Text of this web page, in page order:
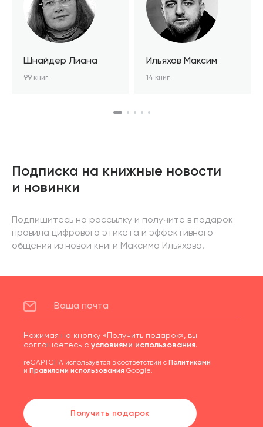
Шнайдер Лиана
99 книг
Ильяхов Максим
14 книг
Подписка на книжные новости
и новинки
Подпишитесь на рассылку и получите в подарок
правила цифрового этикета и эффективного
общения из новой книги Максима Ильяхова.
Нажимая на кнопку «Получить подарок», вы
соглашаетесь с условиями использования.
reCAPTCHA используется в соответствии с Политиками
и Правилами использования Google.
Получить подарок